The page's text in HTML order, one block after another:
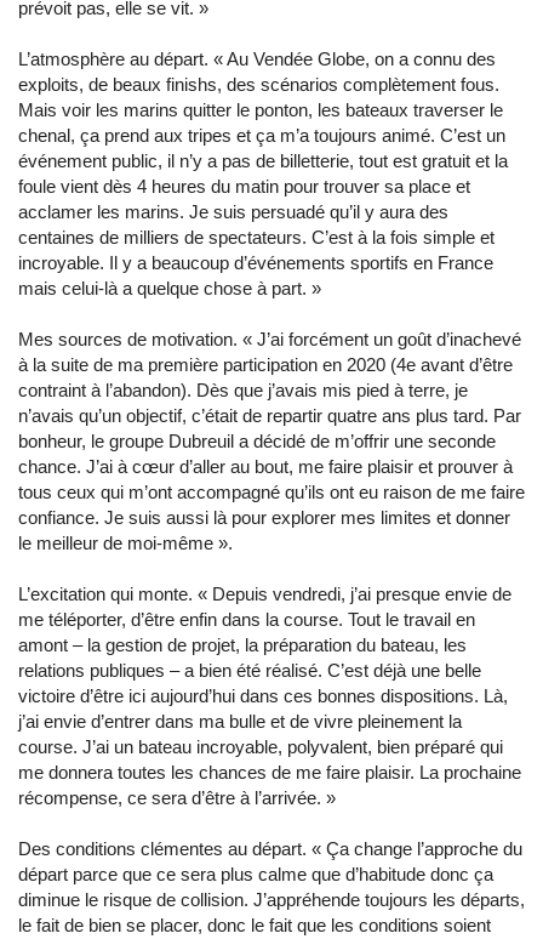
prévoit pas, elle se vit. »
L’atmosphère au départ. « Au Vendée Globe, on a connu des
exploits, de beaux finishs, des scénarios complètement fous.
Mais voir les marins quitter le ponton, les bateaux traverser le
chenal, ça prend aux tripes et ça m’a toujours animé. C’est un
événement public, il n’y a pas de billetterie, tout est gratuit et la
foule vient dès 4 heures du matin pour trouver sa place et
acclamer les marins. Je suis persuadé qu’il y aura des
centaines de milliers de spectateurs. C’est à la fois simple et
incroyable. Il y a beaucoup d’événements sportifs en France
mais celui-là a quelque chose à part. »
Mes sources de motivation. « J’ai forcément un goût d’inachevé
à la suite de ma première participation en 2020 (4e avant d’être
contraint à l’abandon). Dès que j’avais mis pied à terre, je
n’avais qu’un objectif, c’était de repartir quatre ans plus tard. Par
bonheur, le groupe Dubreuil a décidé de m’offrir une seconde
chance. J’ai à cœur d’aller au bout, me faire plaisir et prouver à
tous ceux qui m’ont accompagné qu’ils ont eu raison de me faire
confiance. Je suis aussi là pour explorer mes limites et donner
le meilleur de moi-même ».
L’excitation qui monte. « Depuis vendredi, j’ai presque envie de
me téléporter, d’être enfin dans la course. Tout le travail en
amont – la gestion de projet, la préparation du bateau, les
relations publiques – a bien été réalisé. C’est déjà une belle
victoire d’être ici aujourd’hui dans ces bonnes dispositions. Là,
j’ai envie d’entrer dans ma bulle et de vivre pleinement la
course. J’ai un bateau incroyable, polyvalent, bien préparé qui
me donnera toutes les chances de me faire plaisir. La prochaine
récompense, ce sera d’être à l’arrivée. »
Des conditions clémentes au départ. « Ça change l’approche du
départ parce que ce sera plus calme que d’habitude donc ça
diminue le risque de collision. J’appréhende toujours les départs,
le fait de bien se placer, donc le fait que les conditions soient